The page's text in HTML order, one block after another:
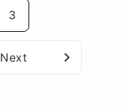
3
Next